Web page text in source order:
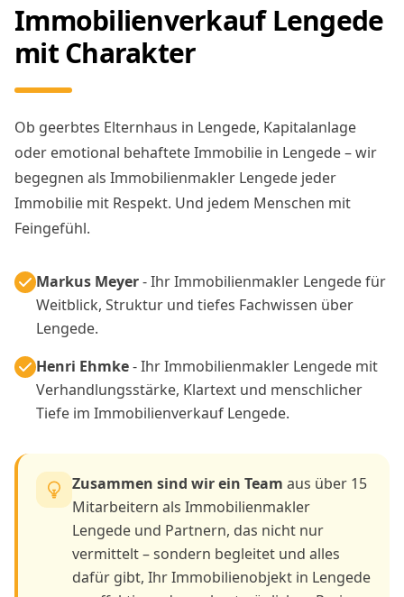
Immobilienverkauf Lengede
mit Charakter
Ob geerbtes Elternhaus in Lengede, Kapitalanlage
oder emotional behaftete Immobilie in Lengede – wir
begegnen als Immobilienmakler Lengede jeder
Immobilie mit Respekt. Und jedem Menschen mit
Feingefühl.
Markus Meyer- Ihr Immobilienmakler Lengede für
Weitblick, Struktur und tiefes Fachwissen über
Lengede.
Henri Ehmke- Ihr Immobilienmakler Lengede mit
Verhandlungsstärke, Klartext und menschlicher
Tiefe im Immobilienverkauf Lengede.
Zusammen sind wir ein Team aus über 15
Mitarbeitern als Immobilienmakler
Lengede und Partnern, das nicht nur
vermittelt – sondern begleitet und alles
dafür gibt, Ihr Immobilienobjekt in Lengede